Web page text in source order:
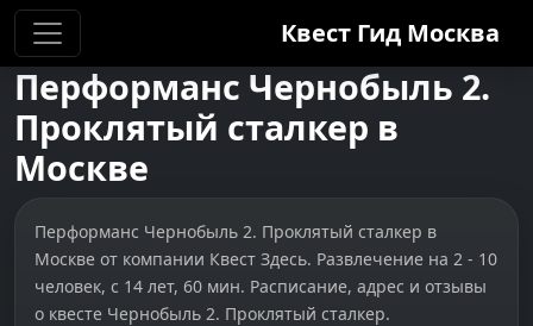
Квест Гид Москва
Перформанс Чернобыль 2.
Проклятый сталкер в
Москве
Перформанс Чернобыль 2. Проклятый сталкер в
Москве от компании Квест Здесь. Развлечение на 2 - 10
человек, с 14 лет, 60 мин. Расписание, адрес и отзывы
о квесте Чернобыль 2. Проклятый сталкер.